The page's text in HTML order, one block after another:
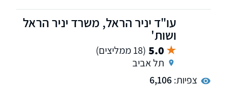
במשפטים, תואר שני בפילוסופיה ולימודי דוקטורט
במשפטים.עו"ד יניר הראל, משרד יניר הראל
ושות'
5.0 (18 ממליצים)
תל אביב
צפיות:6,106